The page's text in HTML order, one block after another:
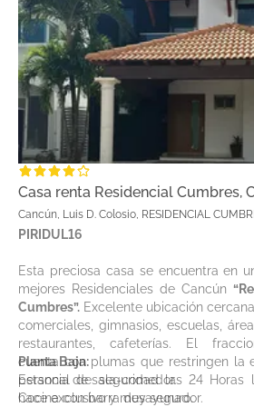
Casa renta Residencial Cumbres,
Cancún, Luis D. Colosio, RESIDENCIAL
PIRIDUL16
Esta preciosa casa se encuentra en
mejores Residenciales de Cancún
Cumbres”. Excelente ubicación
comerciales, gimnasios, escuelas,
restaurantes, cafeterías. El
cuenta con plumas que restringen la
personal de seguridad las 24 Horas
hace exclusivo y muy seguro.
Planta Baja:
Estancia de sala-comedor.
Cocina con barra desayunador.